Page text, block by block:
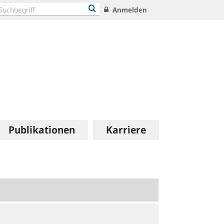
Anmelden
Publikationen Karriere